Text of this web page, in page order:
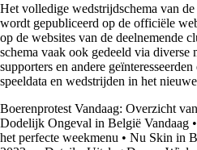
Het volledige wedstrijdschema van
wordt gepubliceerd op de officiële
op de websites van de deelnemende
schema vaak ook gedeeld via diverse
supporters en andere
speeldata en wedstrijden in het
Boerenprotest Vandaag: Overzicht
Dodelijk Ongeval in België Vandaag •
het perfecte weekmenu • Nu Skin in